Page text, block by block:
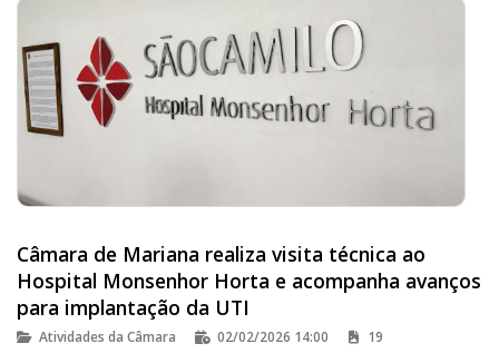
Câmara de Mariana realiza visita técnica ao
Hospital Monsenhor Horta e acompanha avanços
para implantação da UTI
Atividades da Câmara 02/02/2026 14:00 19